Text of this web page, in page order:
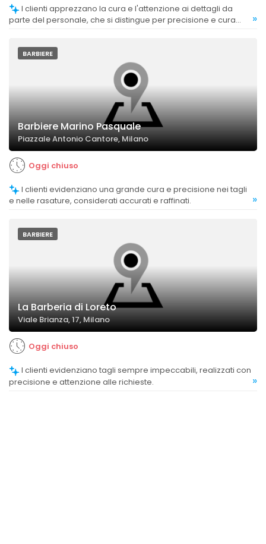
parte del personale, che si distingue per precisione e cura
»
BARBIERE
Barbiere Marino Pasquale
Piazzale Antonio Cantore, Milano
Oggi chiuso
e nelle rasature, considerati accurati e raffinati.
»
BARBIERE
La Barberia di Loreto
Viale Brianza, 17, Milano
Oggi chiuso
precisione e attenzione alle richieste.
»